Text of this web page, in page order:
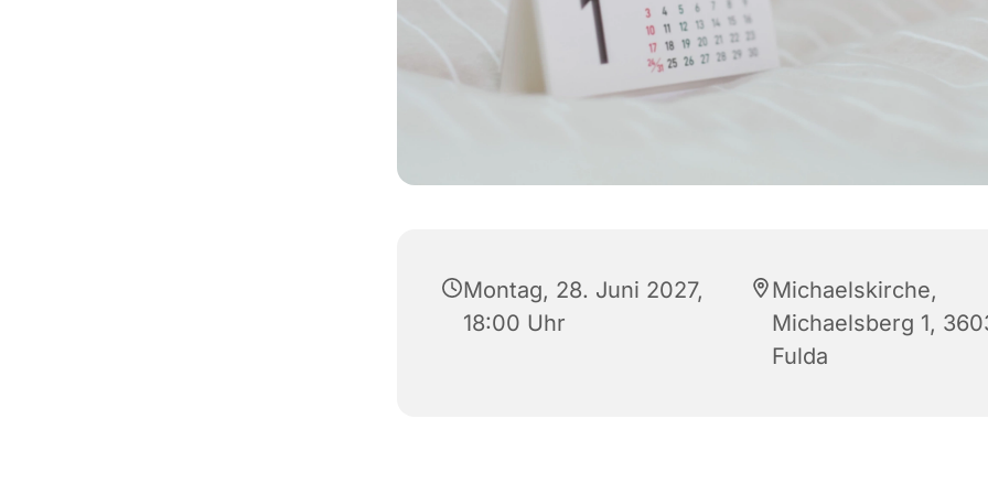
Montag, 28. Juni 2027,
18:00 Uhr
Michaelskirche,
Michaelsberg 1,
Fulda